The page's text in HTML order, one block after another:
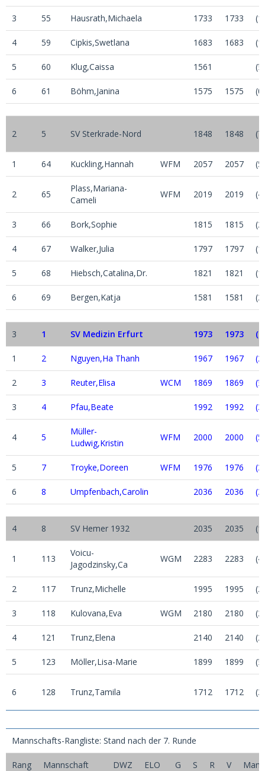
3 55 Hausrath,Michaela 1733 1733 (1)
4 59 Cipkis,Swetlana 1683 1683 (1)
5 60 Klug,Caissa 1561
6 61 Böhm,Janina 1575 1575 (0)
2 5 SV Sterkrade-Nord 1848 1848 (7)
1 64 Kuckling,Hannah WFM 2057 2057 (5)
2 65
Plass,Mariana-
Cameli
WFM 2019 2019
3 66 Bork,Sophie 1815 1815
4 67 Walker,Julia 1797 1797 (1)
5 68 Hiebsch,Catalina,Dr. 1821 1821
6 69 Bergen,Katja 1581 1581
3 1 SV Medizin Erfurt 1973 1973
1 2 Nguyen,Ha Thanh 1967 1967
2 3 Reuter,Elisa WCM 1869 1869
3 4 Pfau,Beate 1992 1992
4 5
Müller-
Ludwig,Kristin
WFM 2000 2000 (5)
5 7 Troyke,Doreen WFM 1976 1976 (3)
6 8 Umpfenbach,Carolin 2036 2036 (3)
4 8 SV Hemer 1932 2035 2035
1 113
Voicu-
Jagodzinsky,Ca
WGM 2283 2283
2 117 Trunz,Michelle 1995 1995
3 118 Kulovana,Eva WGM 2180 2180
4 121 Trunz,Elena 2140 2140 (2)
5 123 Möller,Lisa-Marie 1899 1899
6 128 Trunz,Tamila 1712 1712 (3)
Mannschafts-Rangliste: Stand nach der 7. Runde
Rang Mannschaft DWZ ELO G S R V